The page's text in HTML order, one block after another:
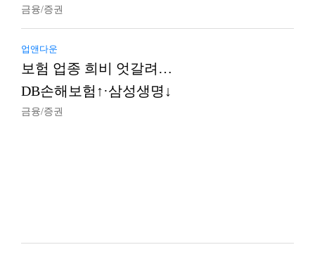
금융/증권
업앤다운
보험 업종 희비 엇갈려…
DB손해보험↑·삼성생명↓
금융/증권